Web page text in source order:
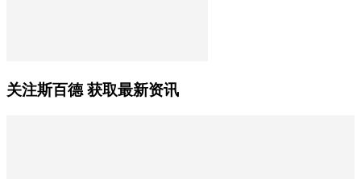
关注斯百德 获取最新资讯